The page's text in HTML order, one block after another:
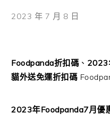
2023 年 7 月 8 日
Foodpanda折扣碼 、 2023
貓外送免運折扣碼
2023年Foodpanda7月優